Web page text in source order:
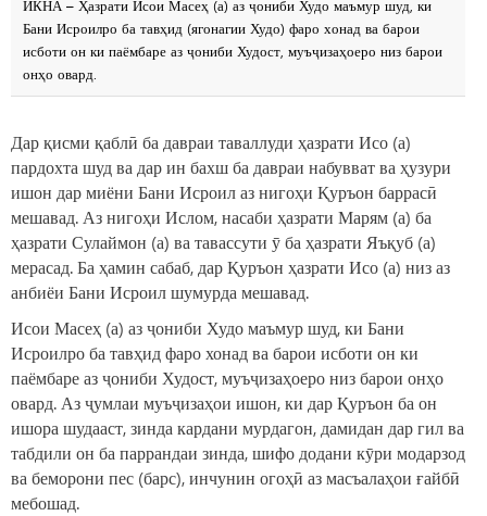
ИКНА – Ҳазрати Исои Масеҳ (а) аз ҷониби Худо маъмур шуд, ки
Бани Исроилро ба тавҳид (ягонагии Худо) фаро хонад ва барои
исботи он ки паёмбаре аз ҷониби Худост, муъҷизаҳоеро низ барои
онҳо овард.
Дар қисми қаблӣ ба давраи таваллуди ҳазрати Исо (а)
пардохта шуд ва дар ин бахш ба давраи набувват ва ҳузури
ишон дар миёни Бани Исроил аз нигоҳи Қуръон баррасӣ
мешавад. Аз нигоҳи Ислом, насаби ҳазрати Марям (а) ба
ҳазрати Сулаймон (а) ва тавассути ӯ ба ҳазрати Яъқуб (а)
мерасад. Ба ҳамин сабаб, дар Қуръон ҳазрати Исо (а) низ аз
анбиёи Бани Исроил шумурда мешавад.
Исои Масеҳ (а) аз ҷониби Худо маъмур шуд, ки Бани
Исроилро ба тавҳид фаро хонад ва барои исботи он ки
паёмбаре аз ҷониби Худост, муъҷизаҳоеро низ барои онҳо
овард. Аз ҷумлаи муъҷизаҳои ишон, ки дар Қуръон ба он
ишора шудааст, зинда кардани мурдагон, дамидан дар гил ва
табдили он ба паррандаи зинда, шифо додани кӯри модарзод
ва беморони пес (барс), инчунин огоҳӣ аз масъалаҳои ғайбӣ
мебошад.